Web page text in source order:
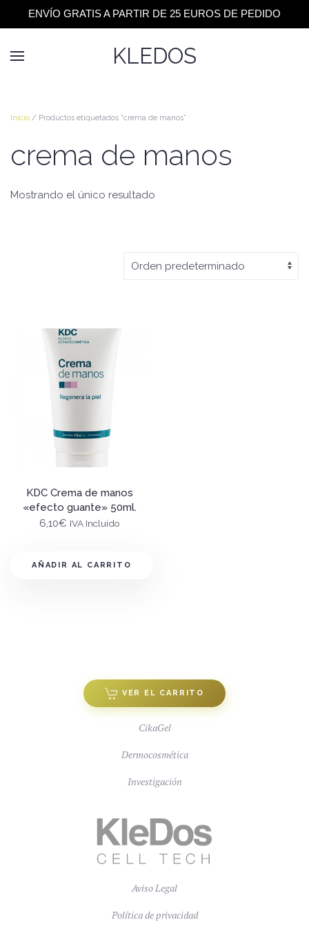
ENVÍO GRATIS A PARTIR DE 25 EUROS DE PEDIDO
KLEDOS
Inicio / Productos etiquetados “crema de manos”
crema de manos
Mostrando el único resultado
KDC Crema de manos
«efecto guante» 50ml.
6,10€ IVA Incluido
AÑADIR AL CARRITO
VER EL CARRITO
CikaGel
Dermocosmética
Investigación
Aviso Legal
Política de privacidad